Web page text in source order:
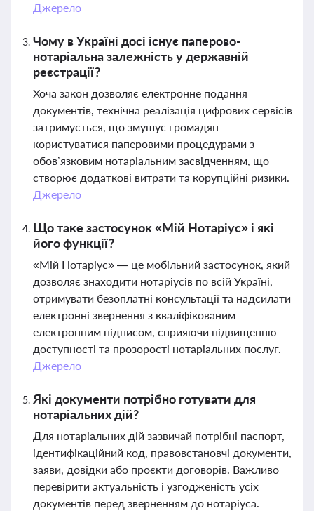
Джерело
Чому в Україні досі існує паперово-
нотаріальна залежність у державній
реєстрації?
Хоча закон дозволяє електронне подання
документів, технічна реалізація цифрових сервісів
затримується, що змушує громадян
користуватися паперовими процедурами з
обов’язковим нотаріальним засвідченням, що
створює додаткові витрати та корупційні ризики.
Джерело
Що таке застосунок «Мій Нотаріус» і які
його функції?
«Мій Нотаріус» — це мобільний застосунок, який
дозволяє знаходити нотаріусів по всій Україні,
отримувати безоплатні консультації та надсилати
електронні звернення з кваліфікованим
електронним підписом, сприяючи підвищенню
доступності та прозорості нотаріальних послуг.
Джерело
Які документи потрібно готувати для
нотаріальних дій?
Для нотаріальних дій зазвичай потрібні паспорт,
ідентифікаційний код, правовстановчі документи,
заяви, довідки або проєкти договорів. Важливо
перевірити актуальність і узгодженість усіх
документів перед зверненням до нотаріуса.